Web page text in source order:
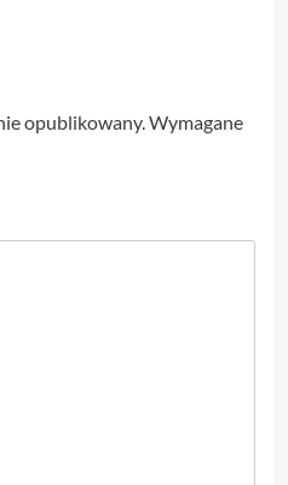
opublikowany.Wymagane